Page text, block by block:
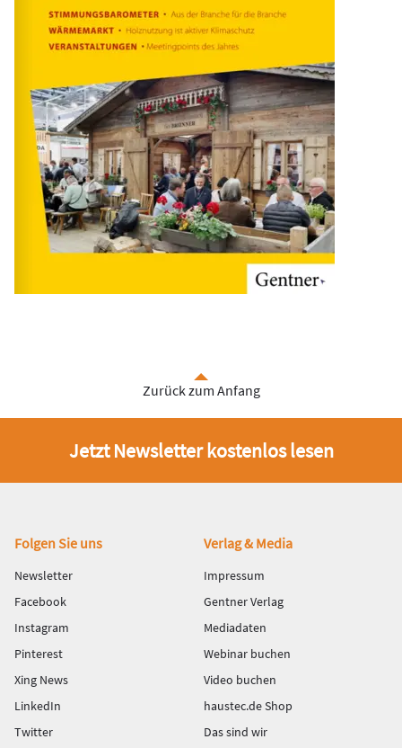
Zurück zum Anfang
Jetzt Newsletter kostenlos lesen
Fußbereich
Folgen Sie uns
Newsletter
Facebook
Instagram
Pinterest
Xing News
LinkedIn
Twitter
Verlag & Media
Impressum
Gentner Verlag
Mediadaten
Webinar buchen
Video buchen
haustec.de Shop
Das sind wir